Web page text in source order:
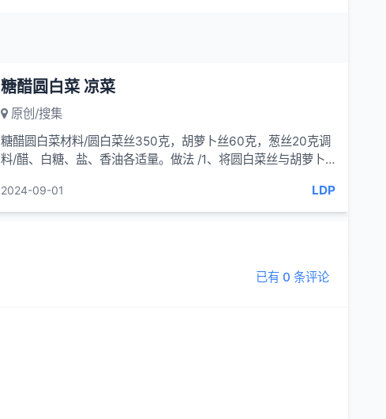
糖醋圆白菜 凉菜
原创/搜集
糖醋圆白菜材料/圆白菜丝350克，胡萝卜丝60克，葱丝20克调
料/醋、白糖、盐、香油各适量。做法 /1、将圆白菜丝与胡萝卜
2024-09-01 LDP
已有 0 条评论